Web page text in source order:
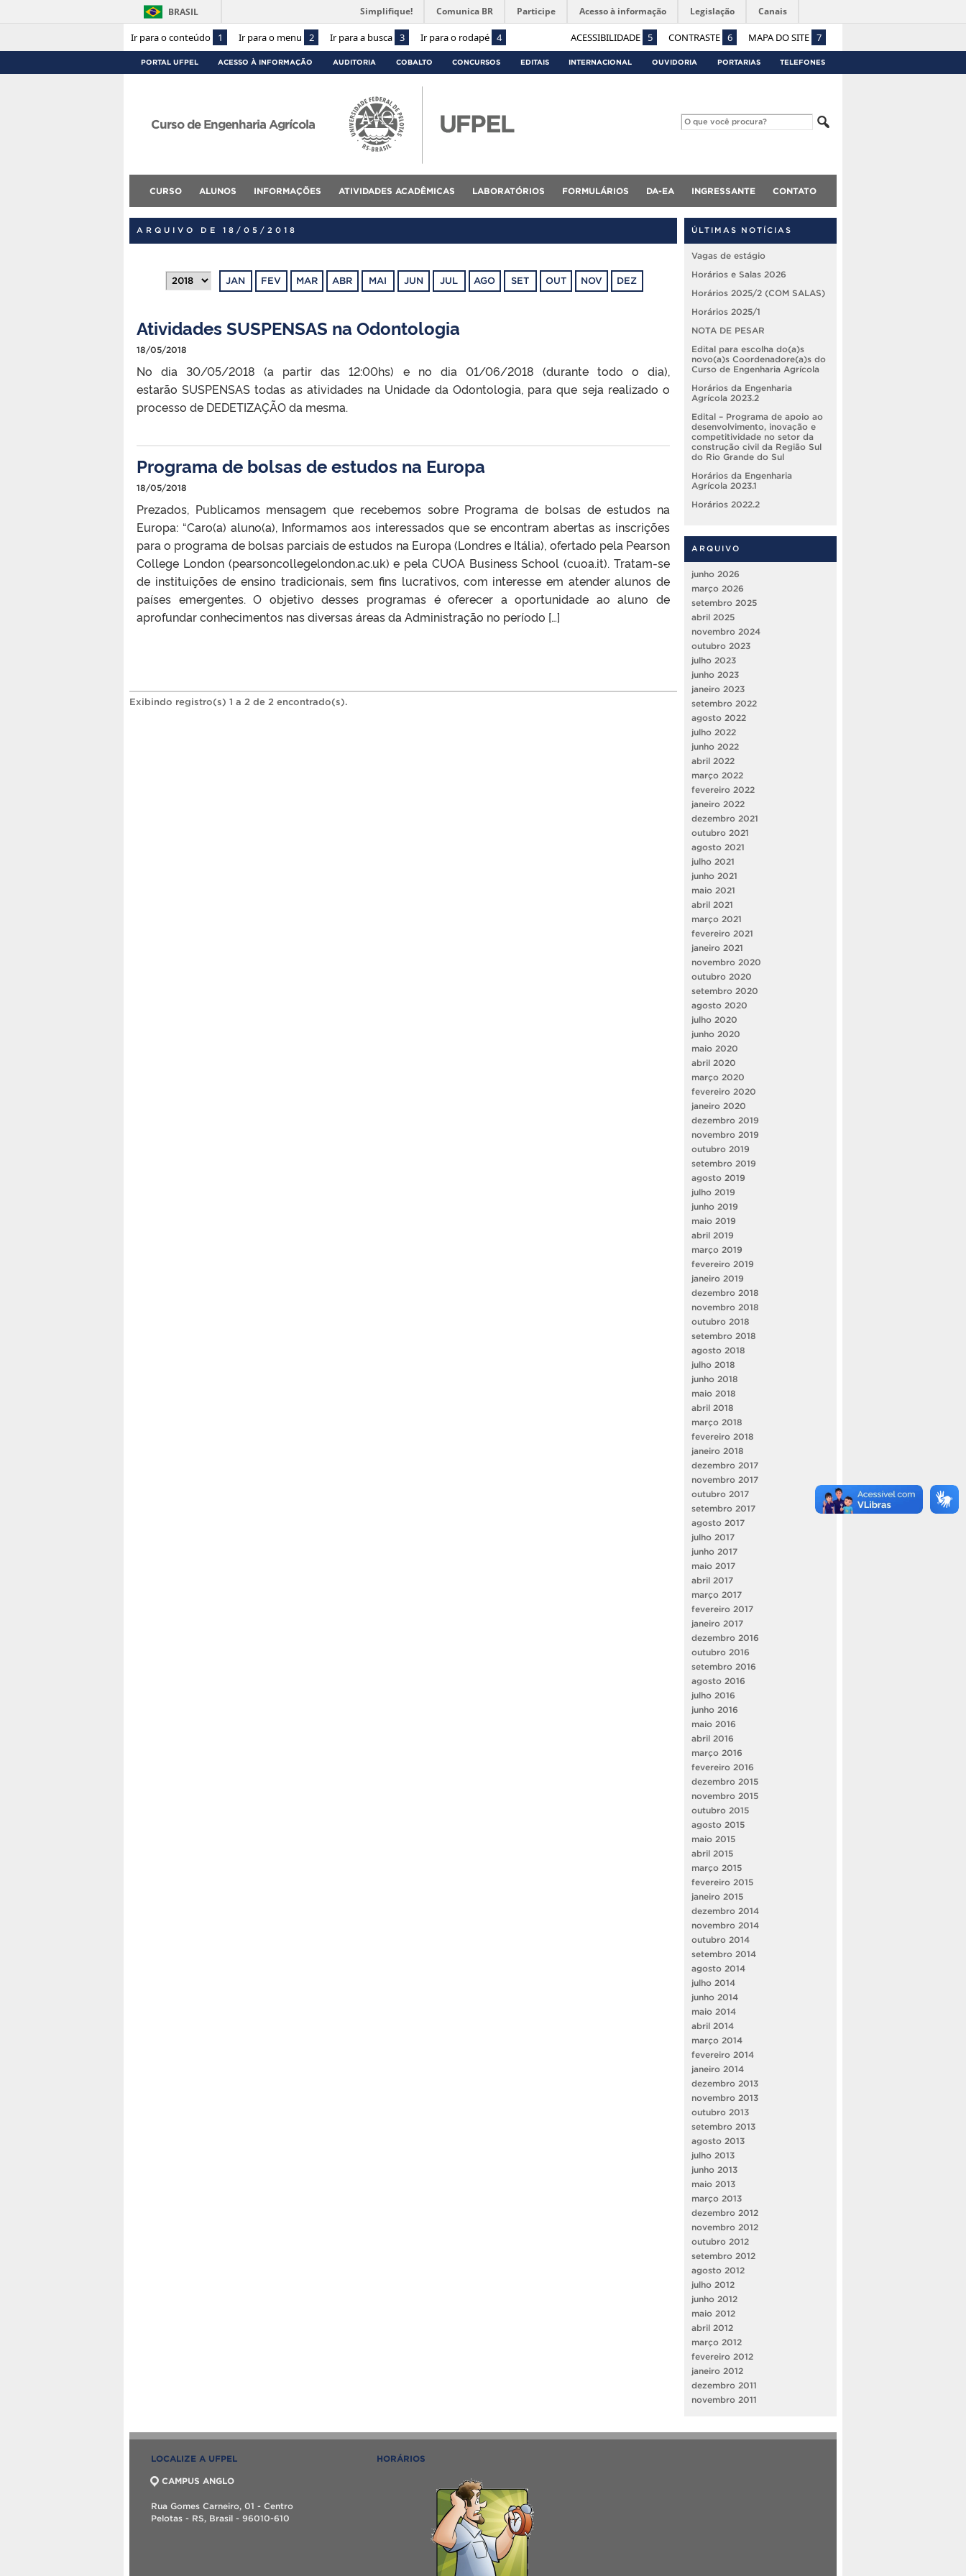
Ir para o conteúdo 1 Ir para o menu 2 Ir para a busca 3 Ir para o rodapé 4 ACESSIBILIDADE 5 CONTRASTE 6 MAPA DO SITE 7
BRASIL Simplifique! Comunica BR Participe Acesso à informação Legislação Canais
PORTAL UFPEL ACESSO À INFORMAÇÃO AUDITORIA COBALTO CONCURSOS EDITAIS INTERNACIONAL OUVIDORIA PORTARIAS TELEFONES
Curso de Engenharia Agrícola
CURSO ALUNOS INFORMAÇÕES ATIVIDADES ACADÊMICAS LABORATÓRIOS FORMULÁRIOS DA-EA INGRESSANTE CONTATO
ARQUIVO DE 18/05/2018
JAN FEV MAR ABR MAI JUN JUL AGO SET OUT NOV DEZ
Atividades SUSPENSAS na Odontologia
18/05/2018
No dia 30/05/2018 (a partir das 12:00hs) e no dia 01/06/2018 (durante todo o dia),
estarão SUSPENSAS todas as atividades na Unidade da Odontologia, para que seja realizado o
processo de DEDETIZAÇÃO da mesma.
Programa de bolsas de estudos na Europa
18/05/2018
Prezados, Publicamos mensagem que recebemos sobre Programa de bolsas de estudos na
Europa: “Caro(a) aluno(a), Informamos aos interessados que se encontram abertas as inscrições
para o programa de bolsas parciais de estudos na Europa (Londres e Itália), ofertado pela Pearson
College London (pearsoncollegelondon.ac.uk) e pela CUOA Business School (cuoa.it). Tratam-se
de instituições de ensino tradicionais, sem fins lucrativos, com interesse em atender alunos de
países emergentes. O objetivo desses programas é oferecer a oportunidade ao aluno de
aprofundar conhecimentos nas diversas áreas da Administração no período […]
Exibindo registro(s) 1 a 2 de 2 encontrado(s).
ÚLTIMAS NOTÍCIAS
Vagas de estágio
Horários e Salas 2026
Horários 2025/2 (COM SALAS)
Horários 2025/1
NOTA DE PESAR
Edital para escolha do(a)s
novo(a)s Coordenadore(a)s do
Curso de Engenharia Agrícola
Horários da Engenharia
Agrícola 2023.2
Edital – Programa de apoio ao
desenvolvimento, inovação e
competitividade no setor da
construção civil da Região Sul
do Rio Grande do Sul
Horários da Engenharia
Agrícola 2023.1
Horários 2022.2
ARQUIVO
junho 2026
março 2026
setembro 2025
abril 2025
novembro 2024
outubro 2023
julho 2023
junho 2023
janeiro 2023
setembro 2022
agosto 2022
julho 2022
junho 2022
abril 2022
março 2022
fevereiro 2022
janeiro 2022
dezembro 2021
outubro 2021
agosto 2021
julho 2021
junho 2021
maio 2021
abril 2021
março 2021
fevereiro 2021
janeiro 2021
novembro 2020
outubro 2020
setembro 2020
agosto 2020
julho 2020
junho 2020
maio 2020
abril 2020
março 2020
fevereiro 2020
janeiro 2020
dezembro 2019
novembro 2019
outubro 2019
setembro 2019
agosto 2019
julho 2019
junho 2019
maio 2019
abril 2019
março 2019
fevereiro 2019
janeiro 2019
dezembro 2018
novembro 2018
outubro 2018
setembro 2018
agosto 2018
julho 2018
junho 2018
maio 2018
abril 2018
março 2018
fevereiro 2018
janeiro 2018
dezembro 2017
novembro 2017
outubro 2017
setembro 2017
agosto 2017
julho 2017
junho 2017
maio 2017
abril 2017
março 2017
fevereiro 2017
janeiro 2017
dezembro 2016
outubro 2016
setembro 2016
agosto 2016
julho 2016
junho 2016
maio 2016
abril 2016
março 2016
fevereiro 2016
dezembro 2015
novembro 2015
outubro 2015
agosto 2015
maio 2015
abril 2015
março 2015
fevereiro 2015
janeiro 2015
dezembro 2014
novembro 2014
outubro 2014
setembro 2014
agosto 2014
julho 2014
junho 2014
maio 2014
abril 2014
março 2014
fevereiro 2014
janeiro 2014
dezembro 2013
novembro 2013
outubro 2013
setembro 2013
agosto 2013
julho 2013
junho 2013
maio 2013
março 2013
dezembro 2012
novembro 2012
outubro 2012
setembro 2012
agosto 2012
julho 2012
junho 2012
maio 2012
abril 2012
março 2012
fevereiro 2012
janeiro 2012
dezembro 2011
novembro 2011
LOCALIZE A UFPEL
CAMPUS ANGLO
Rua Gomes Carneiro, 01 - Centro
Pelotas - RS, Brasil - 96010-610
HORÁRIOS